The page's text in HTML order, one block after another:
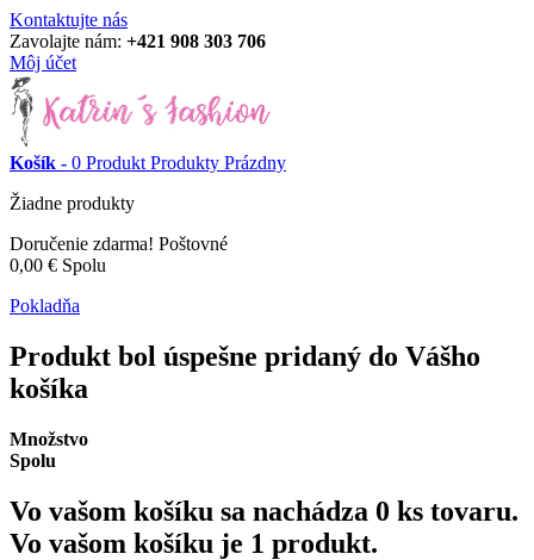
Kontaktujte nás
Zavolajte nám: +421 908 303 706
Môj účet
Košík - 0 Produkt Produkty Prázdny
Žiadne produkty
Doručenie zdarma! Poštovné
0,00 € Spolu
Pokladňa
Produkt bol úspešne pridaný do Vášho
košíka
Množstvo
Spolu
Vo vašom košíku sa nachádza 0 ks tovaru.
Vo vašom košíku je 1 produkt.